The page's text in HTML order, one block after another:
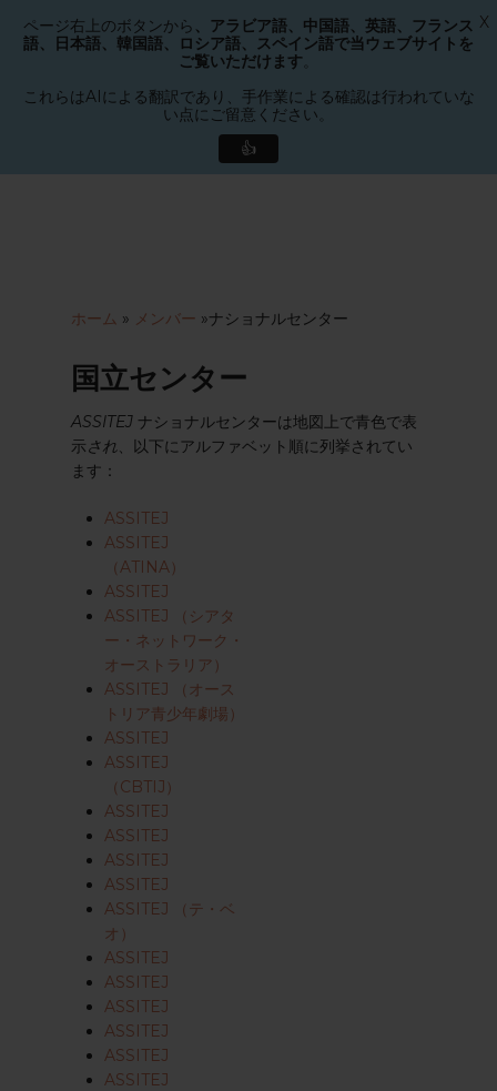
検索
メニュー
ホーム » メンバー »ナショナルセンター
国立センター
ASSITEJ ナショナルセンターは地図上で青色で表
示され、以下にアルファベット順に列挙されてい
ます：
ASSITEJ
ASSITEJ
（ATINA）
ASSITEJ
ASSITEJ （シアタ
ー・ネットワーク・
オーストラリア）
ASSITEJ （オース
トリア青少年劇場）
ASSITEJ
ASSITEJ
（CBTIJ）
ASSITEJ
ASSITEJ
ASSITEJ
ASSITEJ
ASSITEJ （テ・ベ
オ）
ASSITEJ
ASSITEJ
ASSITEJ
ASSITEJ
ASSITEJ
ASSITEJ
ニ
ページ右上のボタンから 、アラビア語、中国語、英語、フランス
語、日本語、韓国語、ロシア語、スペイン語で当ウェブサイトを
ご覧いただけます
これらはAIによる翻訳であり、手作業による確認は行われていな
い点にご留意ください。
👍
X